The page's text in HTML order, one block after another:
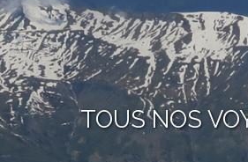
TOUS NOS